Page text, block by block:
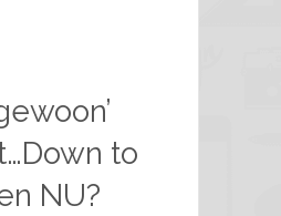
to
NU?